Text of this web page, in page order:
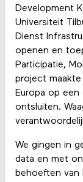
Development
Universiteit
Dienst
openen en
Participatie,
project
Europa op een
ontsluiten.
We gingen in
data en met
behoeften van